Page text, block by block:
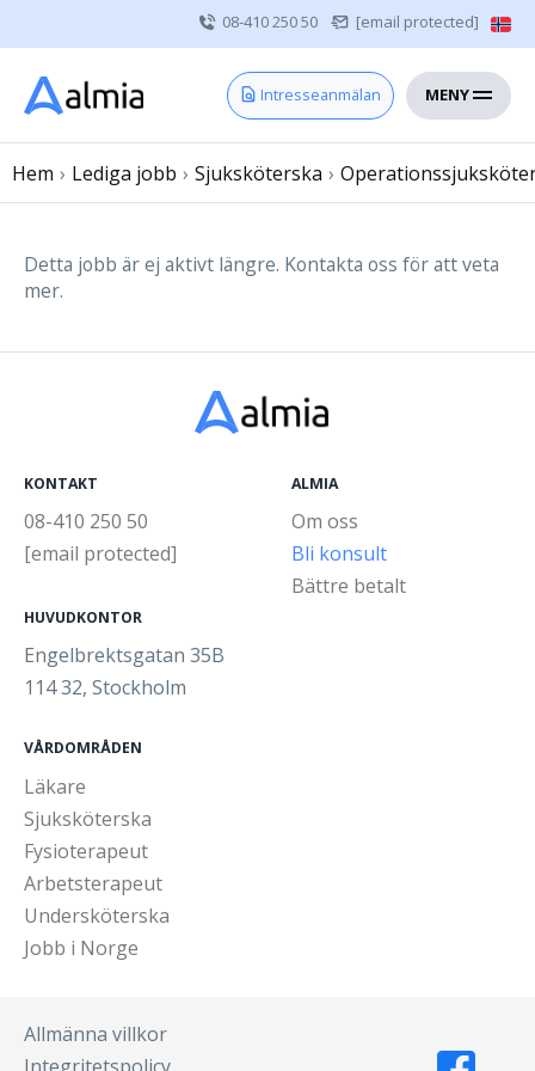
08-410 250 50 [email protected]
Intresseanmälan MENY
Hem
Vårdgivare
Om oss
Sjuksköterska
Läkare
Hem › Lediga jobb › Sjuksköterska ›
Detta jobb är ej aktivt längre. Kontakta oss för att veta
mer.
KONTAKT
08-410 250 50
[email protected]
HUVUDKONTOR
Engelbrektsgatan 35B
114 32, Stockholm
ALMIA
Om oss
Bli konsult
Bättre betalt
VÅRDOMRÅDEN
Läkare
Sjuksköterska
Fysioterapeut
Arbetsterapeut
Undersköterska
Jobb i Norge
Allmänna villkor
Integritetspolicy